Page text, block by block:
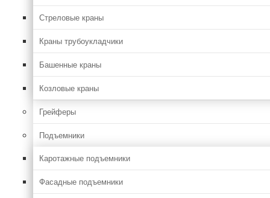
Стреловые краны
Краны трубоукладчики
Башенные краны
Козловые краны
Грейферы
Подъемники
Каротажные подъемники
Фасадные подъемники